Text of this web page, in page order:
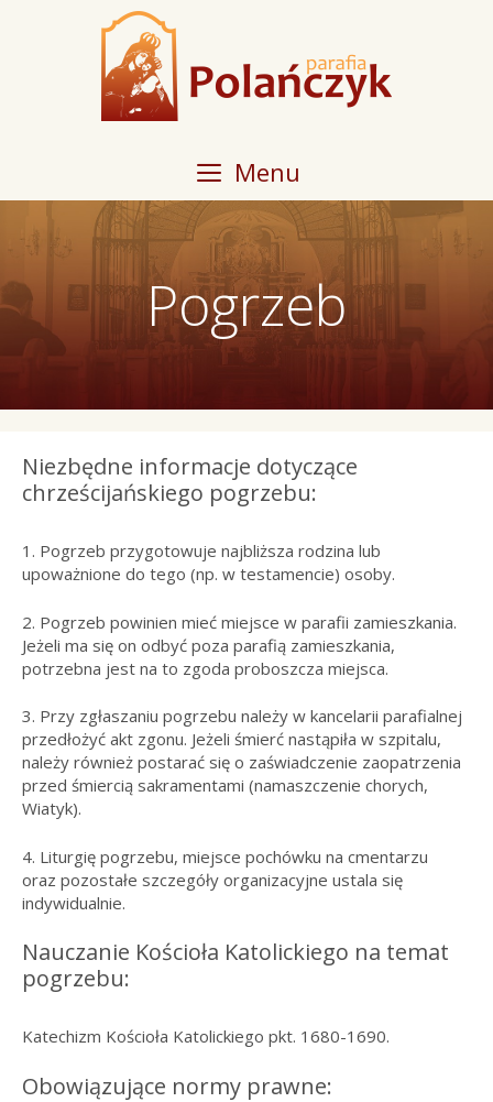
Menu
Pogrzeb
Niezbędne informacje dotyczące
chrześcijańskiego pogrzebu:
1. Pogrzeb przygotowuje najbliższa rodzina lub
upoważnione do tego (np. w testamencie) osoby.
2. Pogrzeb powinien mieć miejsce w parafii zamieszkania.
Jeżeli ma się on odbyć poza parafią zamieszkania,
potrzebna jest na to zgoda proboszcza miejsca.
3. Przy zgłaszaniu pogrzebu należy w kancelarii parafialnej
przedłożyć akt zgonu. Jeżeli śmierć nastąpiła w szpitalu,
należy również postarać się o zaświadczenie zaopatrzenia
przed śmiercią sakramentami (namaszczenie chorych,
Wiatyk).
4. Liturgię pogrzebu, miejsce pochówku na cmentarzu
oraz pozostałe szczegóły organizacyjne ustala się
indywidualnie.
Nauczanie Kościoła Katolickiego na temat
pogrzebu:
Katechizm Kościoła Katolickiego pkt. 1680-1690.
Obowiązujące normy prawne: